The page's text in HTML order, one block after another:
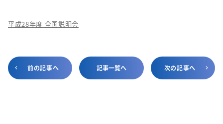
平成28年度 全国説明会
前の記事へ 記事一覧へ 次の記事へ